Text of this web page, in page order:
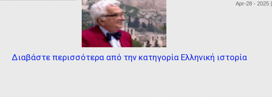
Apr-28 - 2025 |
Διαβάστε περισσότερα από την κατηγορία Ελληνική ιστορία